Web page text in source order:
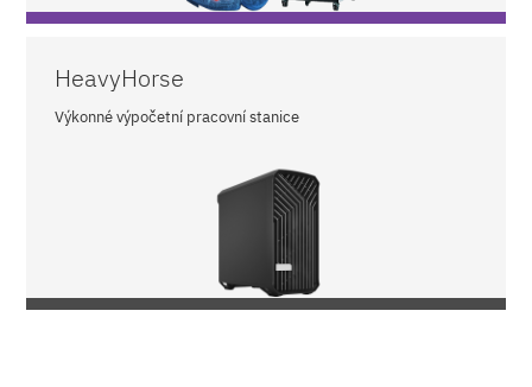
HeavyHorse
Výkonné výpočetní pracovní stanice